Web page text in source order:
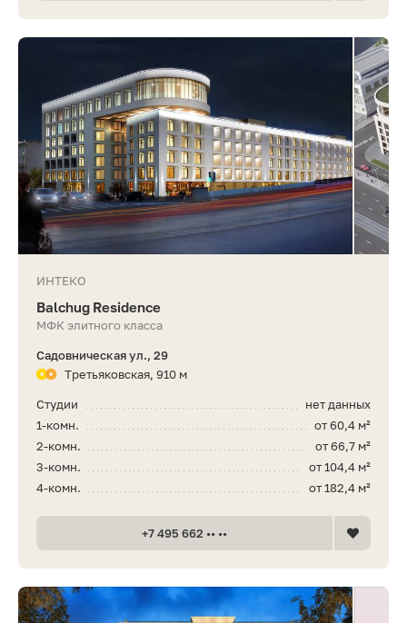
ИНТЕКО
Balchug Residence
МФК элитного класса
Садовническая ул., 29
Третьяковская, 910 м
нет данных
Студии
от 60,4 м²
1-комн.
от 66,7 м²
2-комн.
от 104,4 м²
3-комн.
от 182,4 м²
4-комн.
+7 495 662 •• ••